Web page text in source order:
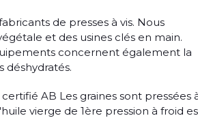
de presses à vis. Nous
et des usines clés en main.
concernent également la
déshydratés.
AB Les graines sont pressées
vierge de 1ère pression à froid